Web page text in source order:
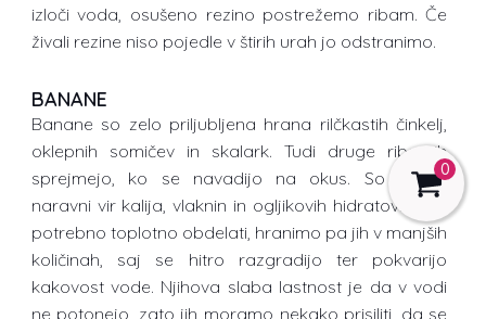
0
izloči voda, osušeno rezino postrežemo ribam. Če
živali rezine niso pojedle v štirih urah jo odstranimo.
BANANE
Banane so zelo priljubljena hrana rilčkastih činkelj,
oklepnih somičev in skalark. Tudi druge ribe jih
sprejmejo, ko se navadijo na okus. So dober
naravni vir kalija, vlaknin in ogljikovih hidratov. Ni jih
potrebno toplotno obdelati, hranimo pa jih v manjših
količinah, saj se hitro razgradijo ter pokvarijo
kakovost vode. Njihova slaba lastnost je da v vodi
ne potonejo, zato jih moramo nekako prisiliti, da se